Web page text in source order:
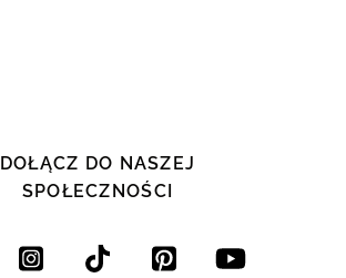
DOŁĄCZ DO NASZEJ
SPOŁECZNOŚCI